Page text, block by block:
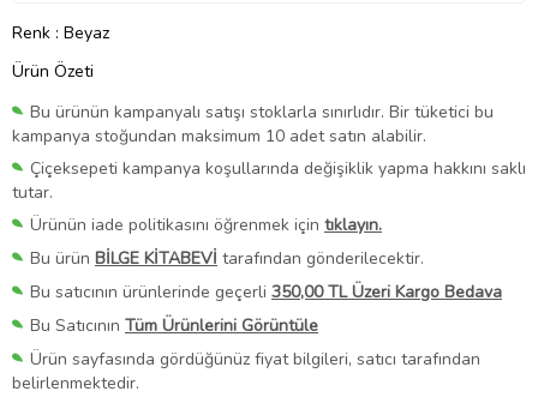
Renk : Beyaz
Ürün Özeti
Bu ürünün kampanyalı satışı stoklarla sınırlıdır. Bir tüketici bu
kampanya stoğundan maksimum 10 adet satın alabilir.
Çiçeksepeti kampanya koşullarında değişiklik yapma hakkını saklı
tutar.
Ürünün iade politikasını öğrenmek için tıklayın.
Bu ürün BİLGE KİTABEVİ tarafından gönderilecektir.
Bu satıcının ürünlerinde geçerli 350,00 TL Üzeri Kargo Bedava
Bu Satıcının Tüm Ürünlerini Görüntüle
Ürün sayfasında gördüğünüz fiyat bilgileri, satıcı tarafından
belirlenmektedir.